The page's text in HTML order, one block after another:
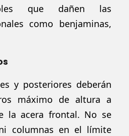
que dañen las
como benjaminas,
y posteriores deberán
máximo de altura a
la acera frontal. No se
columnas en el límite